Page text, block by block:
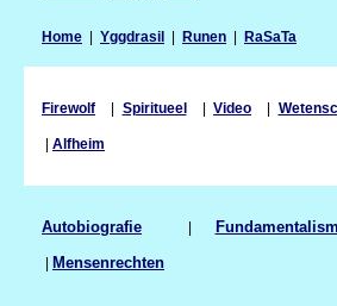
Home | Yggdrasil | Runen | RaSaTa
Firewolf | Spiritueel| Video |
| Alfheim
Autobiografie |
| Mensenrechten